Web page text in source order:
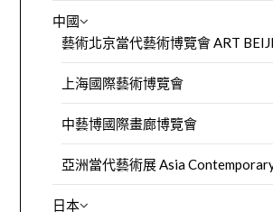
中國
藝術北京當代藝術博覽會 ART
上海國際藝術博覽會
中藝博國際畫廊博覽會
亞洲當代藝術展 Asia
日本